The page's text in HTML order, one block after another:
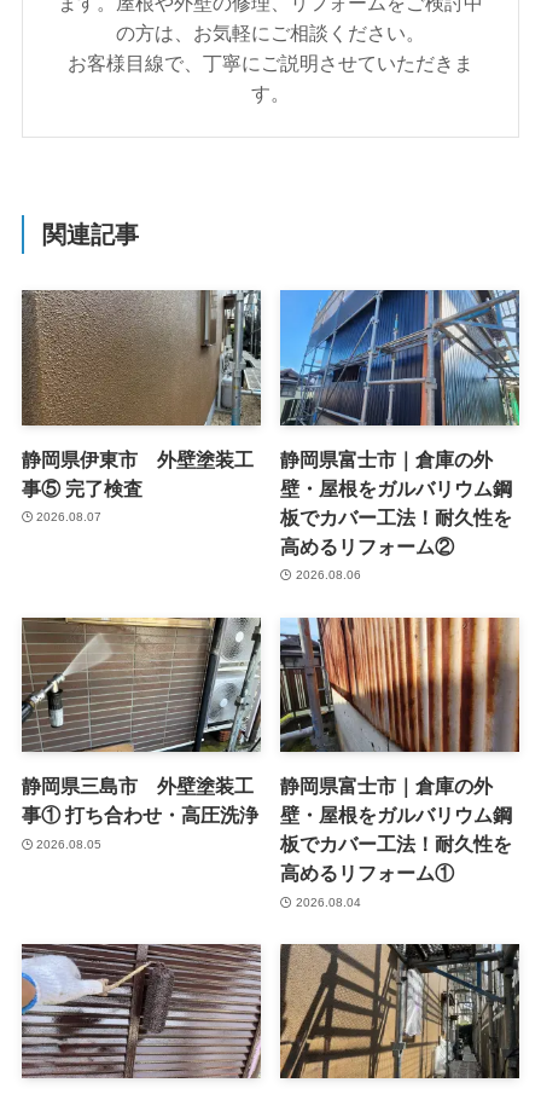
の方は、お気軽にご相談ください。
お客様目線で、丁寧にご説明させていただきま
す。
関連記事
静岡県伊東市 外壁塗装工
事⑤ 完了検査
2026.08.07
静岡県富士市｜倉庫の外
壁・屋根をガルバリウム鋼
板でカバー工法！耐久性を
高めるリフォーム②
2026.08.06
静岡県三島市 外壁塗装工
事① 打ち合わせ・高圧洗浄
2026.08.05
静岡県富士市｜倉庫の外
壁・屋根をガルバリウム鋼
板でカバー工法！耐久性を
高めるリフォーム①
2026.08.04